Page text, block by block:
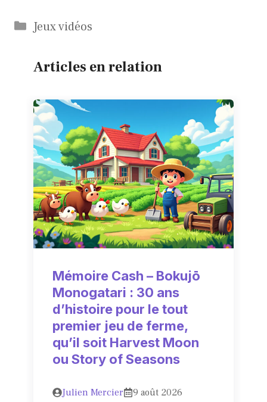
Catégories
Jeux vidéos
Articles en relation
Mémoire Cash – Bokujō
Monogatari : 30 ans
d’histoire pour le tout
premier jeu de ferme,
qu’il soit Harvest Moon
ou Story of Seasons
Julien Mercier 9 août 2026